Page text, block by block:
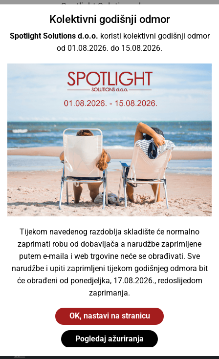
Kolektivni godišnji odmor
Spotlight Solutions d.o.o. koristi kolektivni godišnji odmor
od 01.08.2026. do 15.08.2026.
Tijekom navedenog razdoblja skladište će normalno
zaprimati robu od dobavljača a narudžbe zaprimljene
putem e-maila i web trgovine neće se obrađivati. Sve
narudžbe i upiti zaprimljeni tijekom godišnjeg odmora bit
će obrađeni od ponedjeljka, 17.08.2026., redoslijedom
zaprimanja.
OK, nastavi na stranicu
Pogledaj ažuriranja
Spotlight Solutions d.o.o.
Vrhunski brandovi
Ponosni smo što smo dio međunarodnog poslovanja
rasvjetom s najboljim svjetskim brendovima kao i
izvrsnim odnosom cijene i kvalitete.
Besplatna dostava
Za narudžbe već od 40 €
Niste zadovoljni kupnjom?
Nema problema. 14 dana besplatan povrat.
24/7 korisnička podrška
Slobodno nas kontaktirajte. Uvijek.
100% sigurno plaćanje